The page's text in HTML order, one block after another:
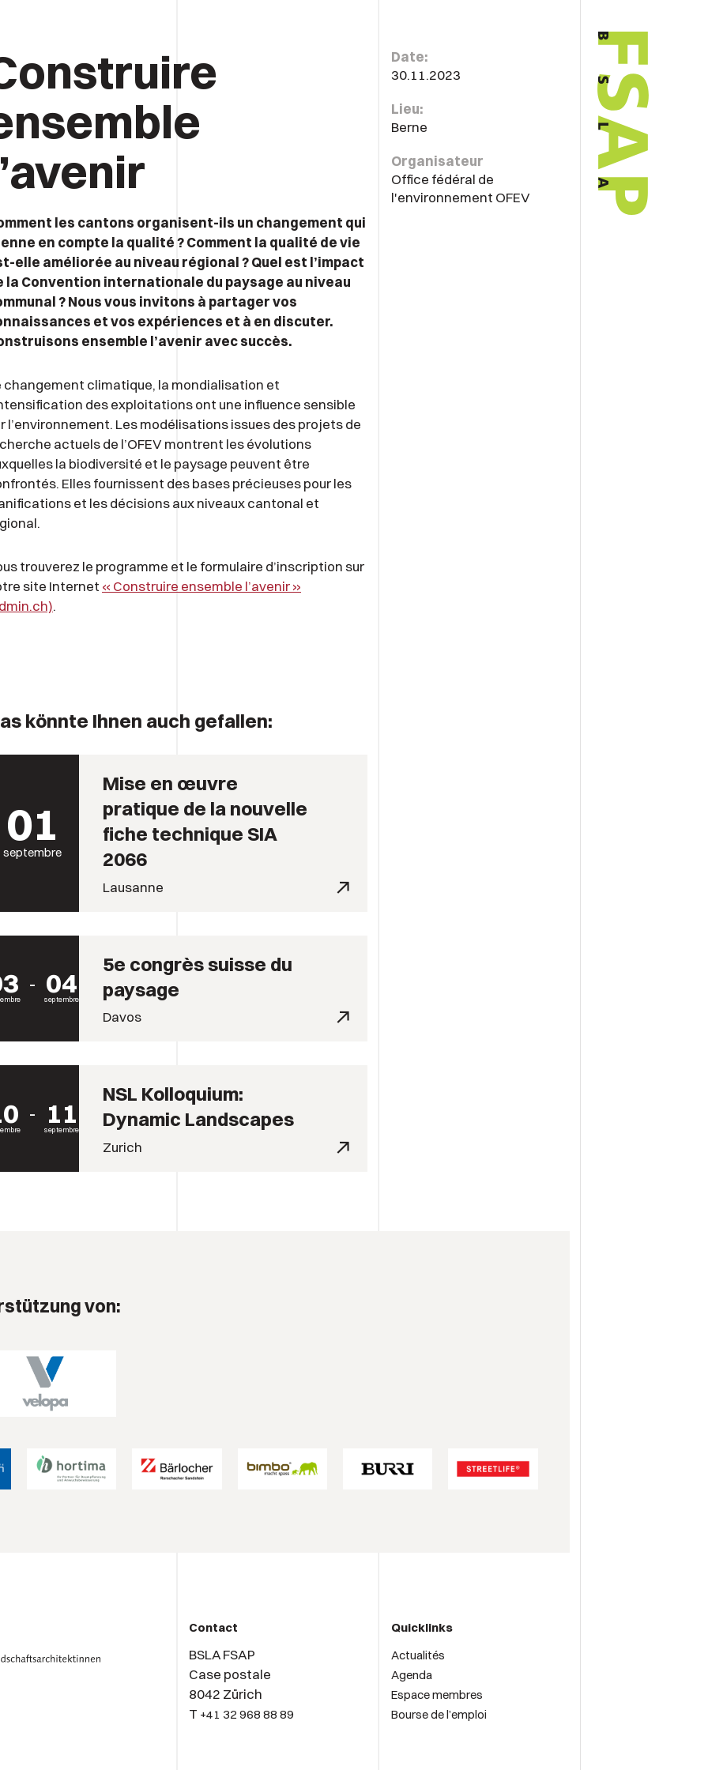
les cantons organisent-ils un changement qui
en compte la qualité ? Comment la qualité de vie
elle améliorée au niveau régional ? Quel est l’impact
la Convention internationale du paysage au niveau
? Nous vous invitons à partager vos
et vos expériences et à en discuter.
ensemble l’avenir avec succès.
changement climatique, la mondialisation et
des exploitations ont une influence sensible
l’environnement. Les modélisations issues des projets de
actuels de l’OFEV montrent les évolutions
la biodiversité et le paysage peuvent être
Elles fournissent des bases précieuses pour les
et les décisions aux niveaux cantonal et
trouverez le programme et le formulaire d’inscription sur
site Internet « Construire ensemble l’avenir »
.
könnte Ihnen auch gefallen:
01
septembre
Mise en œuvre
pratique de la nouvelle
fiche technique SIA
2066
Lausanne
04
septembre
5e congrès suisse du
paysage
Davos
11
septembre
NSL Kolloquium:
Dynamic Landscapes
Zurich
Date:
30.11.2023
Lieu:
Berne
Organisateur
Office fédéral de
l'environnement OFEV
von:
Contact
BSLA FSAP
Case postale
8042 Zürich
T +41 32 968 88 89
Quicklinks
Actualités
Agenda
Espace membres
Bourse de l’emploi